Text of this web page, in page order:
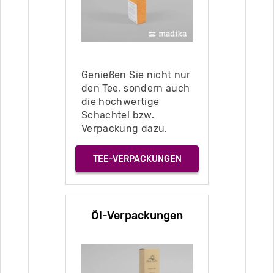
Genießen Sie nicht nur
den Tee, sondern auch
die hochwertige
Schachtel bzw.
Verpackung dazu.
TEE-VERPACKUNGEN
Öl-Verpackungen